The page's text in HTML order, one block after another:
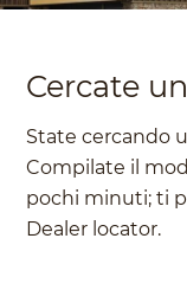
Cercate
State cercando
Compilate il
pochi minuti; ti
Dealer locator.